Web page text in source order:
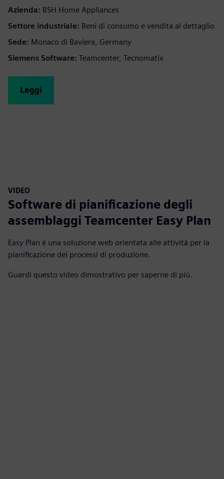
Azienda: BSH Home Appliances
Settore industriale: Beni di consumo e vendita al dettaglio
Sede: Monaco di Baviera, Germany
Siemens Software: Teamcenter, Tecnomatix
Leggi
VIDEO
Software di pianificazione degli
assemblaggi Teamcenter Easy Plan
Easy Plan è una soluzione web orientata alle attività per la
pianificazione dei processi di produzione.
Guardi questo video dimostrativo per saperne di più.